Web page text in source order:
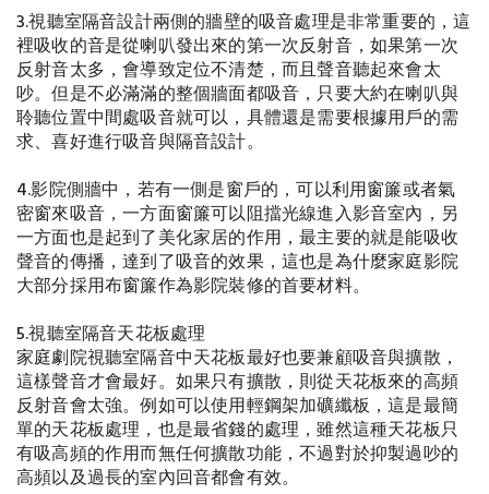
3.視聽室隔音設計兩側的牆壁的吸音處理是非常重要的，這
裡吸收的音是從喇叭發出來的第一次反射音，如果第一次
反射音太多，會導致定位不清楚，而且聲音聽起來會太
吵。但是不必滿滿的整個牆面都吸音，只要大約在喇叭與
聆聽位置中間處吸音就可以，具體還是需要根據用戶的需
求、喜好進行吸音與隔音設計。
4.影院側牆中，若有一側是窗戶的，可以利用窗簾或者氣
密窗來吸音，一方面窗簾可以阻擋光線進入影音室內，另
一方面也是起到了美化家居的作用，最主要的就是能吸收
聲音的傳播，達到了吸音的效果，這也是為什麼家庭影院
大部分採用布窗簾作為影院裝修的首要材料。
5.視聽室隔音天花板處理
家庭劇院視聽室隔音中天花板最好也要兼顧吸音與擴散，
這樣聲音才會最好。如果只有擴散，則從天花板來的高頻
反射音會太強。例如可以使用輕鋼架加礦纖板，這是最簡
單的天花板處理，也是最省錢的處理，雖然這種天花板只
有吸高頻的作用而無任何擴散功能，不過對於抑製過吵的
高頻以及過長的室內回音都會有效。